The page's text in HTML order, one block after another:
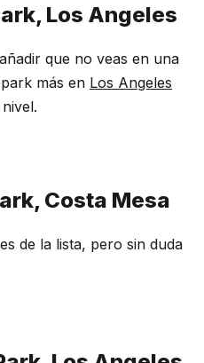
Los Angeles
que no veas en una
más en Los Angeles
Costa Mesa
de la lista, pero sin duda